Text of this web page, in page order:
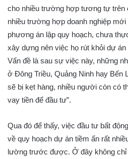
cho nhiều trường hợp tương tự trên
nhiều trường hợp doanh nghiệp
phương án lập quy hoạch, chưa
xây dựng nên việc họ rút khỏi dự
Vấn đề là sau sự việc này, những
ở Đông Triều, Quảng Ninh hay Bến
sẽ bị kẹt hàng, nhiều người còn có
vay tiền để đầu tư”.
Qua đó để thấy, việc đầu tư bất
về quy hoạch dự án tiềm ẩn rất
lường trước được. Ở đây không chỉ